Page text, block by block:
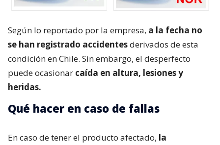
Según lo reportado por la empresa, a la fecha no
se han registrado accidentesderivados de esta
condición en Chile. Sin embargo, el desperfecto
puede ocasionar caída en altura, lesiones y
heridas.
Qué hacer en caso de fallas
En caso de tener el producto afectado, la